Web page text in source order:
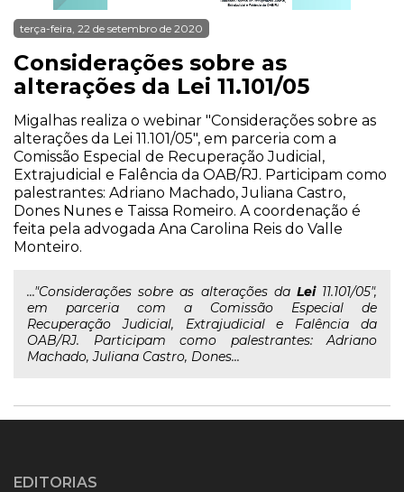
terça-feira, 22 de setembro de 2020
Considerações sobre as
alterações da Lei 11.101/05
Migalhas realiza o webinar "Considerações sobre as
alterações da Lei 11.101/05", em parceria com a
Comissão Especial de Recuperação Judicial,
Extrajudicial e Falência da OAB/RJ. Participam como
palestrantes: Adriano Machado, Juliana Castro,
Dones Nunes e Taissa Romeiro. A coordenação é
feita pela advogada Ana Carolina Reis do Valle
Monteiro.
..."Considerações sobre as alterações da Lei11.101/05",
em parceria com a Comissão Especial de
Recuperação Judicial, Extrajudicial e Falência da
OAB/RJ. Participam como palestrantes: Adriano
Machado, Juliana Castro, Dones...
EDITORIAS